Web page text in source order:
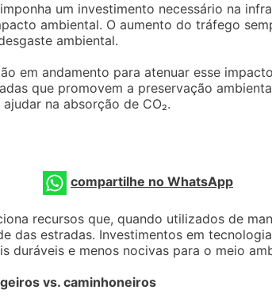
um investimento necessário na
ambiental. O aumento do tráfego
ambiental.
em andamento para atenuar esse
que promovem a preservação
na absorção de CO₂.
compartilhe no WhatsApp
recursos que, quando utilizados de
das estradas. Investimentos em
duráveis e menos nocivas para o meio
vs. caminhoneiros